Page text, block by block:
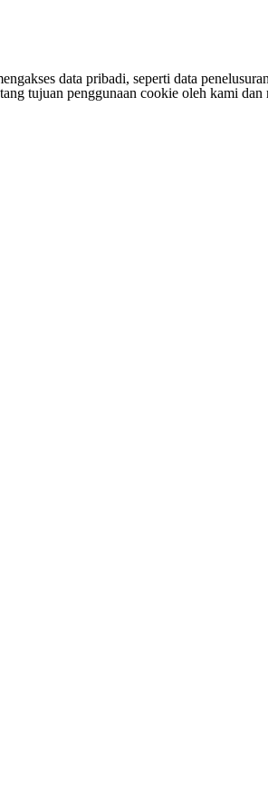
data pribadi, seperti data
tujuan penggunaan cookie oleh kami